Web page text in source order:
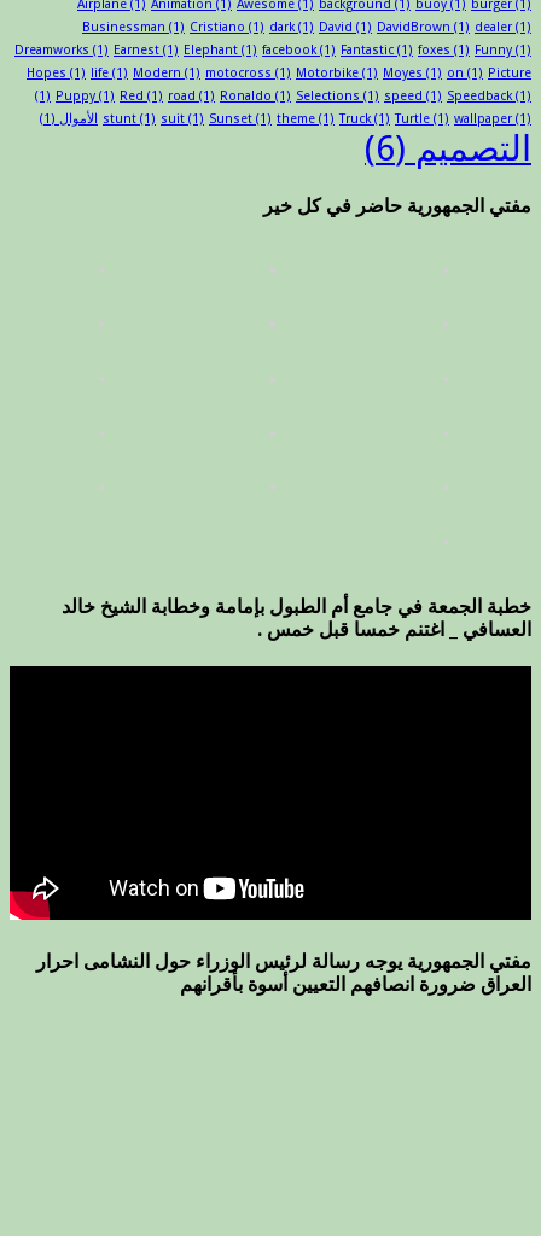
Airplane (1) Animation (1) Awesome (1) background (1) buoy (1) burger (1)
Businessman (1) Cristiano (1) dark(1) David (1) DavidBrown (1) dealer (1)
Dreamworks (1) Earnest (1) Elephant (1) facebook(1) Fantastic (1) foxes (1) Funny (1)
Hopes (1) life (1) Modern (1) motocross (1) Motorbike (1) Moyes (1) on (1) Picture
(1) Puppy (1) Red (1) road (1) Ronaldo (1) Selections (1) speed (1) Speedback(1)
stunt (1) suit (1) Sunset (1) theme (1) Truck(1) Turtle (1) wallpaper (1) الأموال (1)
التصميم (6)
مفتي الجمهورية حاضر في كل خير
خطبة الجمعة في جامع أم الطبول بإمامة وخطابة الشيخ خالد
العسافي _ اغتنم خمسا قبل خمس .
مفتي الجمهورية يوجه رسالة لرئيس الوزراء حول النشامى احرار
العراق ضرورة انصافهم التعيين أسوة بأقرانهم